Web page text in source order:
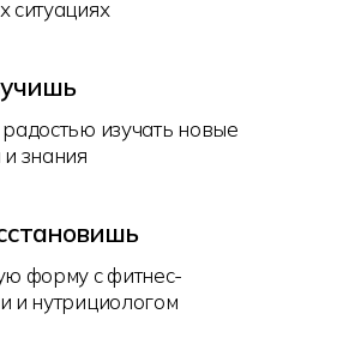
ситуациях
изучать новые
знания
форму с фитнес-
и нутрициологом